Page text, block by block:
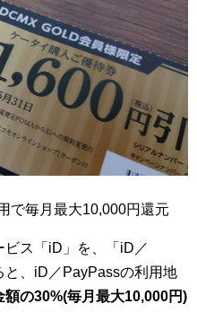
で毎月最大10,000円還元
ス「iD」を、「iD／
と、iD／PayPassの利用地
額の30%(毎月最大10,000円)